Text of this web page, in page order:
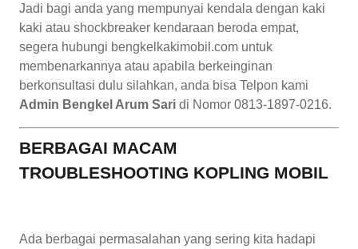
Jadi bagi anda yang mempunyai kendala dengan kaki
kaki atau shockbreaker kendaraan beroda empat,
segera hubungi bengkelkakimobil.com untuk
membenarkannya atau apabila berkeinginan
berkonsultasi dulu silahkan, anda bisa Telpon kami
Admin Bengkel Arum Sari di Nomor 0813-1897-0216.
BERBAGAI MACAM
TROUBLESHOOTING KOPLING MOBIL
Ada berbagai permasalahan yang sering kita hadapi